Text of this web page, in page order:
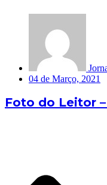
04 de Março, 2021
Foto do Leitor